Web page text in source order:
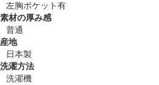
左胸ポケット有
素材の厚み感
普通
産地
日本製
洗濯方法
洗濯機